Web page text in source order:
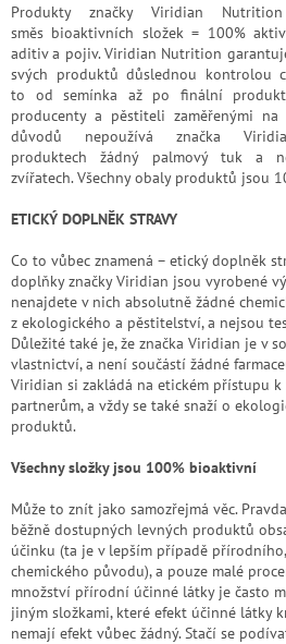
Produkty značky Viridian
směs bioaktivních složek = 100%
aditiv a pojiv. Viridian Nutrition
svých produktů důslednou kontrolou
to od semínka až po finální
producenty a pěstiteli zaměřenými
důvodů nepoužívá značka
produktech žádný palmový tuk a
zvířatech. Všechny obaly produktů jsou
ETICKÝ DOPLNĚK STRAVY
Co to vůbec znamená – etický doplněk
doplňky značky Viridian jsou vyrobené
nenajdete v nich absolutně žádné
z ekologického a pěstitelství, a nejsou
Důležité také je, že značka Viridian je v
vlastnictví, a není součástí žádné
Viridian si zakládá na etickém přístupu
partnerům, a vždy se také snaží o
produktů.
Všechny složky jsou 100% bioaktivní
Může to znít jako samozřejmá věc.
běžně dostupných levných produktů
účinku (ta je v lepším případě
chemického původu), a pouze malé
množství přírodní účinné látky je často
jiným složkami, které efekt účinné látky
nemají efekt vůbec žádný. Stačí se